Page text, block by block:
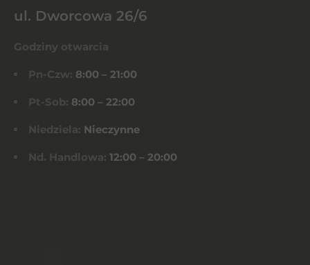
ul. Dworcowa 26/6
Godziny otwarcia
Pn-Czw: 8:00 – 21:00
Pt-Sob: 8:00 – 22:00
Niedziela: Nieczynne
Nd. Handlowa: 12:00 – 20:00